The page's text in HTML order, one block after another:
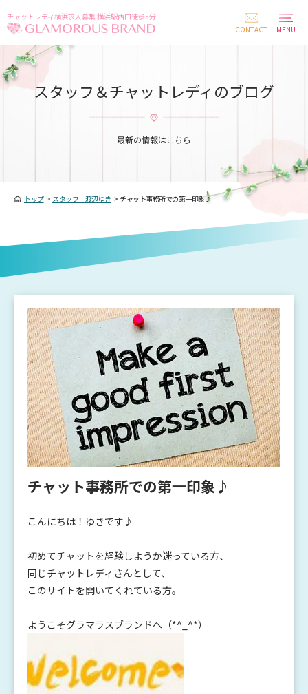
チャットレディ横浜求人募集 横浜駅西口徒歩5分
CONTACT
MENU
スタッフ＆チャットレディのブログ
最新の情報はこちら
トップ> スタッフ 渡辺ゆき > チャット事務所での第一印象♪
チャット事務所での第一印象♪
こんにちは！ゆきです♪
初めてチャットを経験しようか迷っている方、
同じチャットレディさんとして、
このサイトを開いてくれている方。
ようこそグラマラスブランドへ（*^_^*）